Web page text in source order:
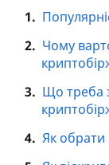
1.
2. Чому
3. Що треба
4. Як обрати